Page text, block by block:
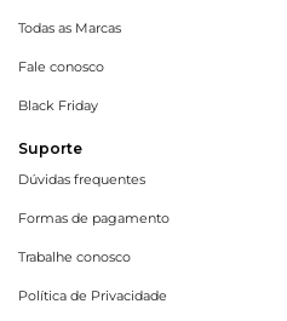
Todas as Marcas
Fale conosco
Black Friday
Suporte
Dúvidas frequentes
Formas de pagamento
Trabalhe conosco
Política de Privacidade